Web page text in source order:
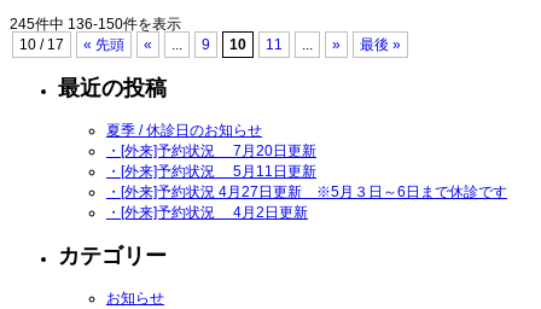
245件中 136-150件を表示
10 / 17
« 先頭 « ... 9 10 11 ... » 最後 »
最近の投稿
夏季 / 休診日のお知らせ
・[外来]予約状況 7月20日更新
・[外来]予約状況 5月11日更新
・[外来]予約状況 4月27日更新 ※5月３日～6日まで休診です
・[外来]予約状況 4月2日更新
カテゴリー
お知らせ